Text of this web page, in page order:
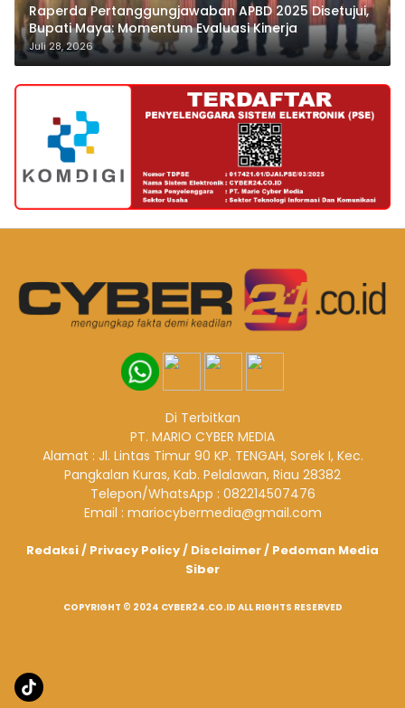
Raperda Pertanggungjawaban APBD 2025 Disetujui,
Bupati Maya: Momentum Evaluasi Kinerja
Juli 28, 2026
Di Terbitkan
PT. MARIO CYBER MEDIA
Alamat : Jl. Lintas Timur 90 KP. TENGAH, Sorek I, Kec.
Pangkalan Kuras, Kab. Pelalawan, Riau 28382
Telepon/WhatsApp : 082214507476
Email : mariocybermedia@gmail.com
Redaksi/ Privacy Policy/ Disclaimer/ Pedoman Media
Siber
COPYRIGHT © 2024 CYBER24.CO.ID ALL RIGHTS RESERVED